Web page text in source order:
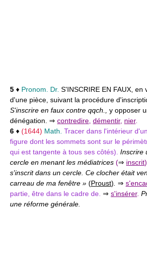
5 ♦ Pronom. Dr. S'INSCRIRE EN FAUX, en
d'une pièce, suivant la procédure
S'inscrire en faux contre qqch., y opposer
dénégation. ⇒ contredire démentir, nier.
6 ♦ (1644) Math. Tracer dans l'intérieur
figure dont les sommets sont sur le
qui est tangente à tous ses côtés). Inscrire
cercle en menant les médiatrices (⇒ inscrit)
s'inscrit dans un cercle. Ce clocher était
carreau de ma fenêtre » (Proust) ⇒
partie, être dans le cadre de. ⇒ s'insérer.
une réforme générale.